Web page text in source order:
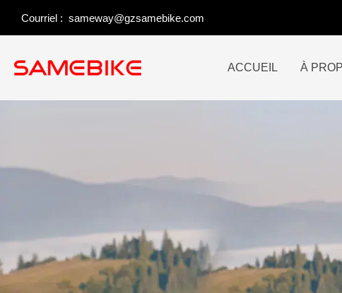
Courriel : sameway@gzsamebike.com
ACCUEIL À